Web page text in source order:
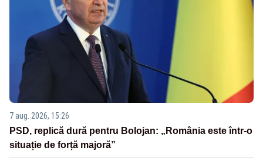
7 aug. 2026, 15:26
PSD, replică dură pentru Bolojan: „România este într-o
situație de forță majoră”